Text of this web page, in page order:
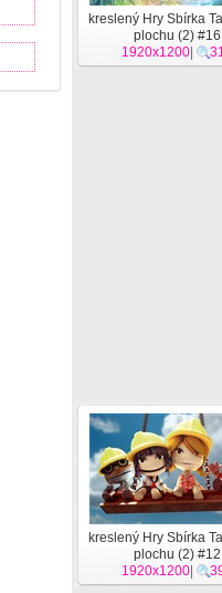
kreslený Hry Sbírka
plochu (2) #16
1920x1200
kreslený Hry Sbírka
plochu (2) #12
1920x1200